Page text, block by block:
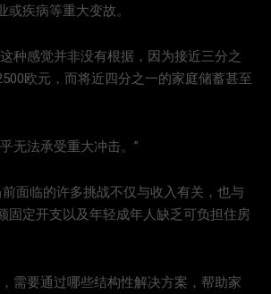
疾病等重大变故。
种感觉并非没有根据，因为接近三分之
欧元，而将近四分之一的家庭储蓄甚至
无法承受重大冲击。”
面临的许多挑战不仅与收入有关，也与
固定开支以及年轻成年人缺乏可负担住房
需要通过哪些结构性解决方案，帮助家